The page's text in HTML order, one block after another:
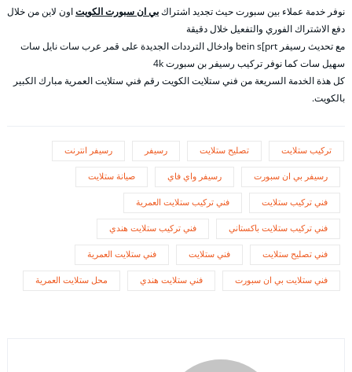
نوفر خدمة عملاء بين سبورت حيث تجديد اشتراكبي ان سبورت الكويتاون لاين من خلال
دفع الاشتراك الفوري والتفعيل خلال دقيقة
مع تحديث رسيفر bein s[prt وادخال الترددات الجديدة على قمر عرب سات نايل سات
سهيل سات كما نوفر تركيب رسيفر بن سبورت 4k
كل هذة الخدمة السريعة من فني ستلايت الكويت رقم فني ستلايت العمرية مبارك الكبير
بالكويت.
تركيب ستلايت تصليح ستلايت رسيفر رسيفر انترنت
رسيفر بي ان سبورت رسيفر واي فاي صيانة ستلايت
فني تركيب ستلايت فني تركيب ستلايت العمرية
فني تركيب ستلايت باكستاني فني تركيب ستلايت هندي
فني تصليح ستلايت فني ستلايت فني ستلايت العمرية
فني ستلايت بي ان سبورت فني ستلايت هندي محل ستلايت العمرية